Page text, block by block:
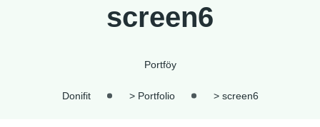
screen6
Portföy
Donifit > Portfolio > screen6